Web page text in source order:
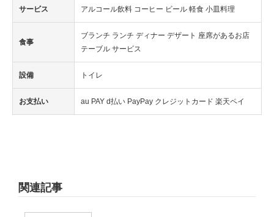
サービス アルコール飲料 コーヒー ビール 軽食 小皿料理
食事
ブランチ ランチ ディナー デザート 座席があるお店
テーブル サービス
設備 トイレ
お支払い au PAY d払い PayPay クレジットカード 楽天ペイ
関連記事